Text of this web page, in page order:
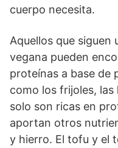
cuerpo necesita.
Aquellos que siguen
vegana pueden
proteínas a base de
como los frijoles,
solo son ricas en
aportan otros
y hierro. El tofu y el